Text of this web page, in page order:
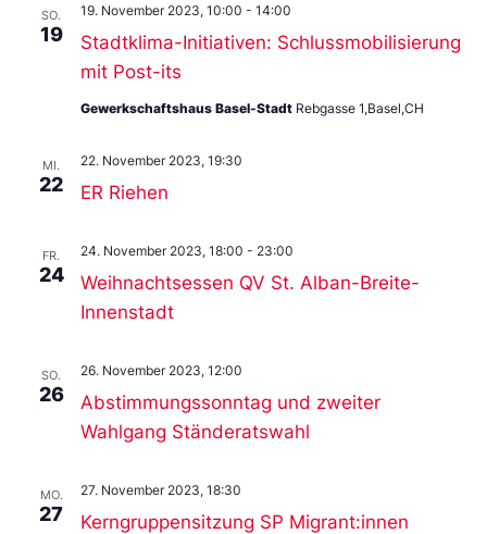
SO.
19
Stadtklima-Initiativen: Schlussmobilisierung
mit Post-its
19. November 2023, 10:00 - 14:00
Gewerkschaftshaus Basel-Stadt Rebgasse 1,Basel,CH
MI.
22 ER Riehen
22. November 2023, 19:30
FR.
24
Weihnachtsessen QV St. Alban-Breite-
Innenstadt
24. November 2023, 18:00 - 23:00
SO.
26
Abstimmungssonntag und zweiter
Wahlgang Ständeratswahl
26. November 2023, 12:00
MO.
27
Kerngruppensitzung SP Migrant:innen
27. November 2023, 18:30